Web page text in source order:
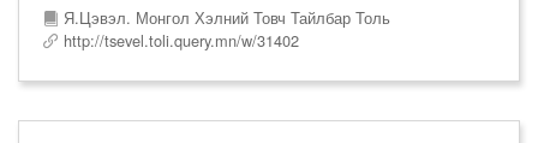
Я.Цэвэл. Монгол Хэлний Товч Тайлбар Толь
http://tsevel.toli.query.mn/w/31402